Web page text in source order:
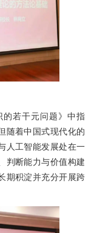
的若干元问题》中指
随着中国式现代化的
人工智能发展处在一
判断能力与价值构建
期积淀并充分开展跨